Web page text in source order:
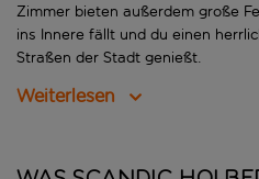
Zimmer bieten außerdem große
ins Innere fällt und du einen
Straßen der Stadt genießt.
Weiterlesen